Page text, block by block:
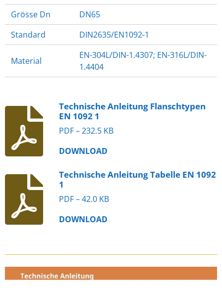
Grösse Dn
DN65
Standard
DIN2635/EN1092-1
Material
EN-304L/DIN-1.4307; EN-316L/DIN-
1.4404
Technische Anleitung Flanschtypen
EN 1092 1
PDF – 232.5 KB
DOWNLOAD
Technische Anleitung Tabelle EN 1092
1
PDF – 42.0 KB
DOWNLOAD